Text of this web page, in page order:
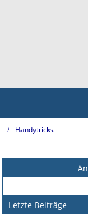
Handytricks
Letzte Beiträge